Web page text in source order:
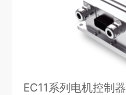
EC11系列电机控制器